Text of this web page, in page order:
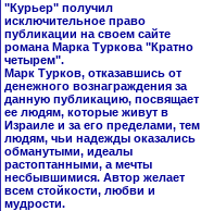
"Курьер" получил
исключительное право
публикации на своем сайте
романа Марка Туркова "Кратно
четырем".
Марк Турков, отказавшись от
денежного вознаграждения за
данную публикацию, посвящает
ее людям, которые живут в
Израиле и за его пределами, тем
людям, чьи надежды оказались
обманутыми, идеалы
растоптанными, а мечты
несбывшимися. Автор желает
всем стойкости, любви и
мудрости.